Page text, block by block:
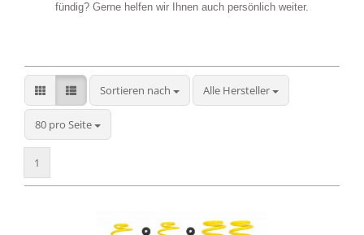
fündig? Gerne helfen wir Ihnen auch persönlich weiter.
Sortieren nach
Sortieren nach Alle Hersteller
80 pro Seite
pro Seite
1